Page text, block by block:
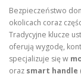
Bezpieczeństwo
okolicach coraz
Tradycyjne klucze
oferują wygodę,
specjalizuje się w
oraz smart